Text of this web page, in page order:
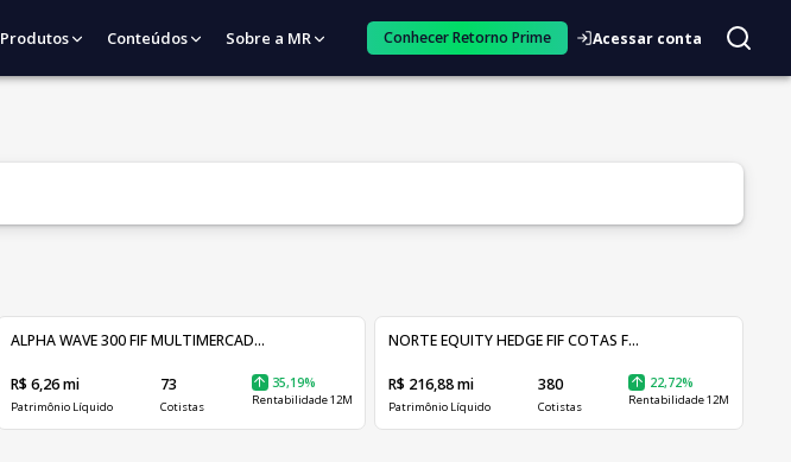
Produtos Conteúdos Sobre a MR Conhecer Retorno Prime Acessar conta
ALPHA WAVE 300 FIF MULTIMERCAD...
R$ 6,26 mi
Patrimônio Líquido
73
Cotistas
35,19%
Rentabilidade 12M
NORTE EQUITY HEDGE FIF COTAS F...
R$ 216,88 mi
Patrimônio Líquido
380
Cotistas
22,72%
Rentabilidade 12M